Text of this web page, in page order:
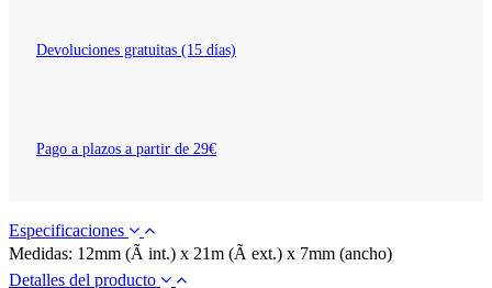
Devoluciones gratuitas (15 días)
Pago a plazos a partir de 29€
Especificaciones
Medidas: 12mm (Ã int.) x 21m (Ã ext.) x 7mm (ancho)
Detalles del producto